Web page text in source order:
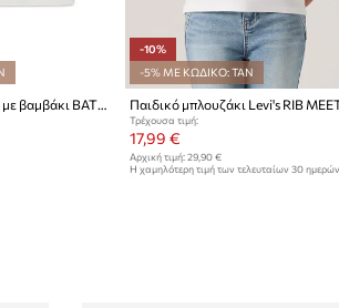
Levi's t-shirt παιδικό με βαμβάκι BATWING SEASONAL FILL TEE
-10%
-5% ΜΕ ΚΩΔΙΚΟ: TAN
Τρέχουσα τιμή:
17,99 €
Αρχική τιμή: 29,90 €
Η χαμηλότερη τιμή των τελευταίων 30